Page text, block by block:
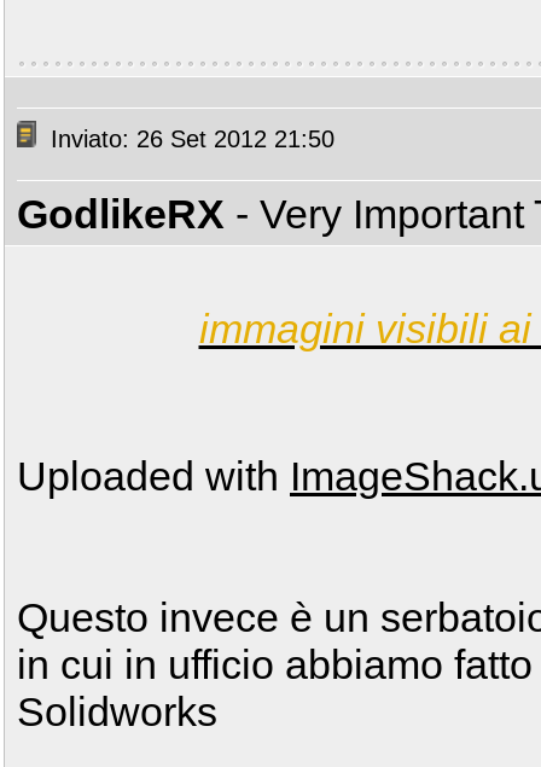
Inviato: 26 Set 2012 21:50
GodlikeRX - Very
immagini visibili
Uploaded with
Questo invece è un
in cui in ufficio abbiamo
Solidworks